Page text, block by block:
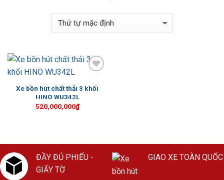
Wishlist
Xe bồn hút chất thải 3 khối
HINO WU342L
520,000,000₫
ĐẦY ĐỦ PHIẾU -
GIẤY TỜ
GIAO XE TOÀN QUỐC